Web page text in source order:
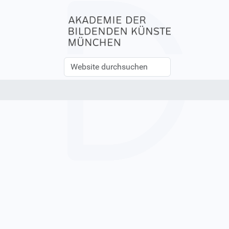
Website
durchsuchen
Erweiterte
Suche…